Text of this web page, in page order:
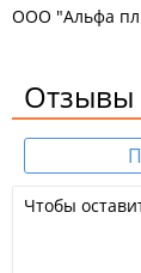
ООО "Альфа
Отзывы
Чтобы